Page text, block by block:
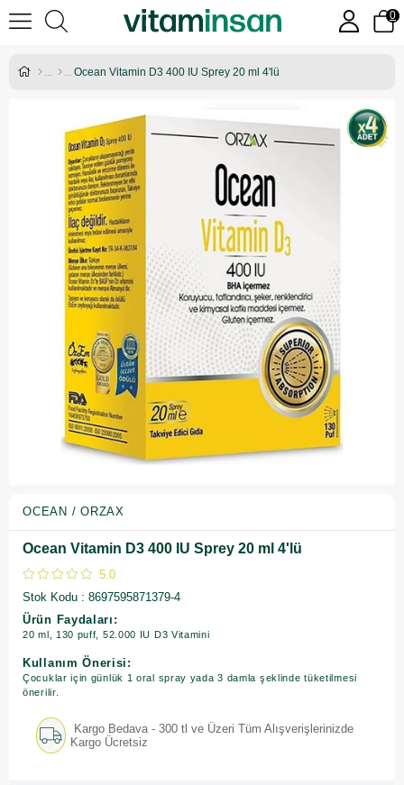
0
Ocean Vitamin D3 400 IU Sprey 20 ml 4'lü
OCEAN / ORZAX
Ocean Vitamin D3 400 IU Sprey 20 ml 4'lü
5.0
Stok Kodu
8697595871379-4
Ürün Faydaları:
20 ml, 130 puff, 52.000 IU D3 Vitamini
Kullanım Önerisi:
Çocuklar için günlük 1 oral spray yada 3 damla şeklinde tüketilmesi
önerilir.
Kargo Bedava - 300 tl ve Üzeri Tüm Alışverişlerinizde
Kargo Ücretsiz